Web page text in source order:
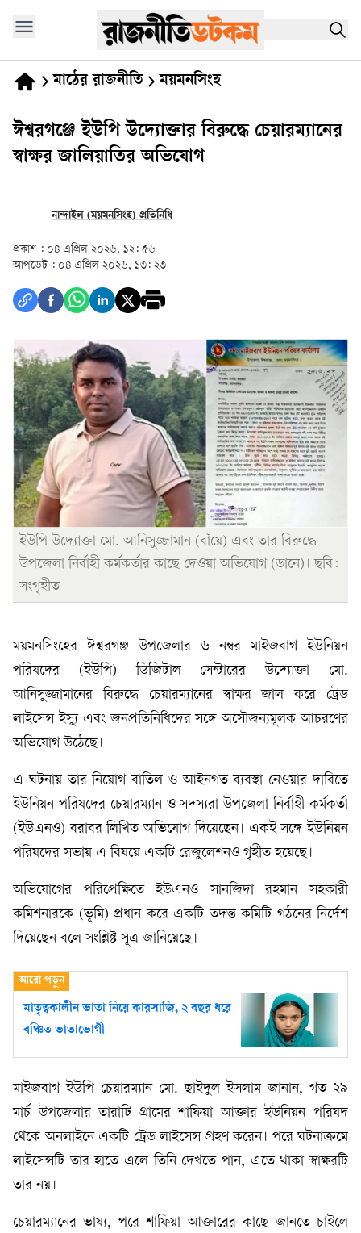
মাঠের রাজনীতি ময়মনসিংহ
ঈশ্বরগঞ্জে ইউপি উদ্যোক্তার বিরুদ্ধে চেয়ারম্যানের
স্বাক্ষর জালিয়াতির অভিযোগ
নান্দাইল (ময়মনসিংহ) প্রতিনিধি
প্রকাশ : ০৪ এপ্রিল ২০২৬, ১২: ৫৬
আপডেট : ০৪ এপ্রিল ২০২৬, ১৩: ২৩
ইউপি উদ্যোক্তা মো. আনিসুজ্জামান (বাঁয়ে) এবং তার বিরুদ্ধে
উপজেলা নির্বাহী কর্মকর্তার কাছে দেওয়া অভিযোগ (ডানে)। ছবি:
সংগৃহীত
ময়মনসিংহের ঈশ্বরগঞ্জ উপজেলার ৬ নম্বর মাইজবাগ ইউনিয়ন
পরিষদের (ইউপি) ডিজিটাল সেন্টারের উদ্যোক্তা মো.
আনিসুজ্জামানের বিরুদ্ধে চেয়ারম্যানের স্বাক্ষর জাল করে ট্রেড
লাইসেন্স ইস্যু এবং জনপ্রতিনিধিদের সঙ্গে অসৌজন্যমূলক আচরণের
অভিযোগ উঠেছে।
এ ঘটনায় তার নিয়োগ বাতিল ও আইনগত ব্যবস্থা নেওয়ার দাবিতে
ইউনিয়ন পরিষদের চেয়ারম্যান ও সদস্যরা উপজেলা নির্বাহী কর্মকর্তা
(ইউএনও) বরাবর লিখিত অভিযোগ দিয়েছেন। একই সঙ্গে ইউনিয়ন
পরিষদের সভায় এ বিষয়ে একটি রেজুলেশনও গৃহীত হয়েছে।
অভিযোগের পরিপ্রেক্ষিতে ইউএনও সানজিদা রহমান সহকারী
কমিশনারকে (ভূমি) প্রধান করে একটি তদন্ত কমিটি গঠনের নির্দেশ
দিয়েছেন বলে সংশ্লিষ্ট সূত্র জানিয়েছে।
মাতৃত্বকালীন ভাতা নিয়ে কারসাজি, ২ বছর ধরে
বঞ্চিত ভাতাভোগী
মাইজবাগ ইউপি চেয়ারম্যান মো. ছাইদুল ইসলাম জানান, গত ২৯
মার্চ উপজেলার তারাটি গ্রামের শাফিয়া আক্তার ইউনিয়ন পরিষদ
থেকে অনলাইনে একটি ট্রেড লাইসেন্স গ্রহণ করেন। পরে ঘটনাক্রমে
লাইসেন্সটি তার হাতে এলে তিনি দেখতে পান, এতে থাকা স্বাক্ষরটি
তার নয়।
চেয়ারম্যানের ভাষ্য, পরে শাফিয়া আক্তারের কাছে জানতে চাইলে